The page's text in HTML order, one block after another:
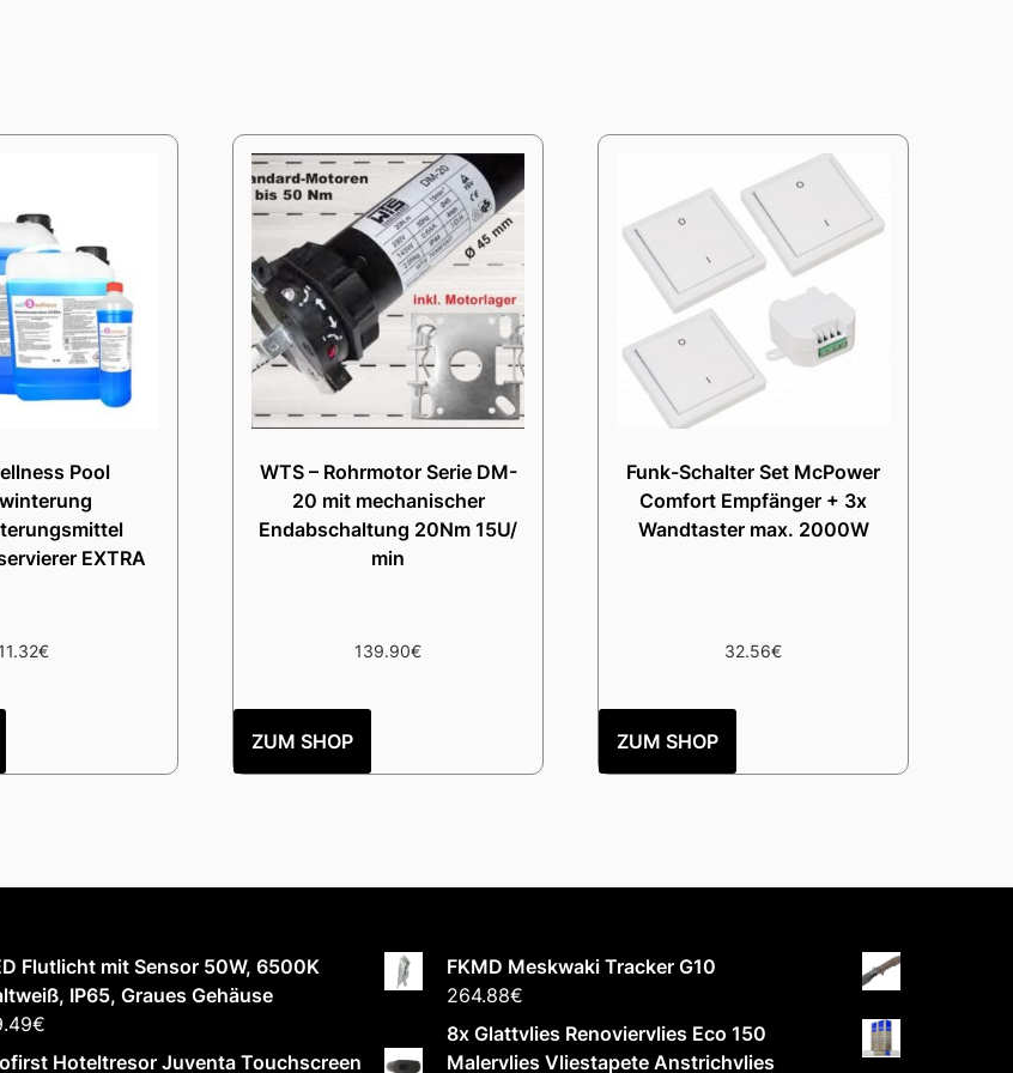
Pool
EXTRA
11.32€
WTS – Rohrmotor Serie DM-
20 mit mechanischer
Endabschaltung 20Nm 15U/
min
139.90€
ZUM SHOP
Funk-Schalter Set McPower
Comfort Empfänger + 3x
Wandtaster max. 2000W
32.56€
ZUM SHOP
Flutlicht mit Sensor 50W, 6500K
IP65, Graues Gehäuse
€
Hoteltresor Juventa Touchscreen
FKMD Meskwaki Tracker G10
264.88€
8x Glattvlies Renoviervlies Eco 150
Malervlies Vliestapete Anstrichvlies